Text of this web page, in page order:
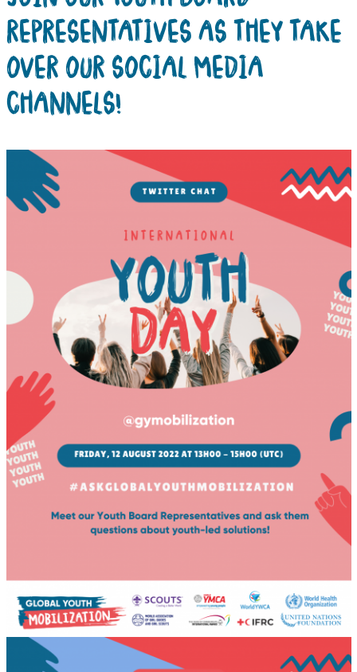
REPRESENTATIVES AS THEY TAKE
OVER OUR SOCIAL MEDIA
CHANNELS!